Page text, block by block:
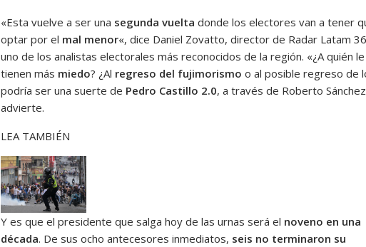
«Esta vuelve a ser una segunda vuelta donde los electores van a tener
optar por el mal menor«, dice Daniel Zovatto, director de Radar Latam
uno de los analistas electorales más reconocidos de la región. «¿A quién le
tienen más miedo? ¿Al regreso del fujimorismo o al posible regreso de
podría ser una suerte de Pedro Castillo 2.0, a través de Roberto
advierte.
LEA TAMBIÉN
Y es que el presidente que salga hoy de las urnas será el noveno en una
década. De sus ocho antecesores inmediatos, seis no terminaron su